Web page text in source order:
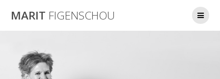
to
MARIT FIGENSCHOU